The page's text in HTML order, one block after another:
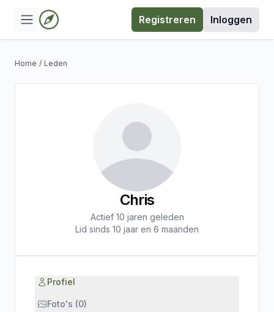
Registreren Inloggen
Home / Leden
Chris
Actief 10 jaren geleden
Lid sinds 10 jaar en 6 maanden
Profiel
Foto's (0)